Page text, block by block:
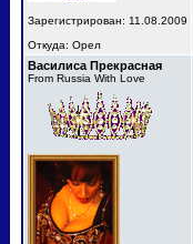
Зарегистрирован: 11.08.2009
Откуда: Орел
Василиса Прекрасная
From Russia With Love